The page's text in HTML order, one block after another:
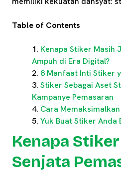
Table of Contents
Kenapa Stiker Masih
Ampuh di Era Digital?
8 Manfaat Inti Stiker
Stiker Sebagai Aset
Kampanye Pemasaran
Cara
Yuk Buat Stiker Anda
Kenapa
Senjata